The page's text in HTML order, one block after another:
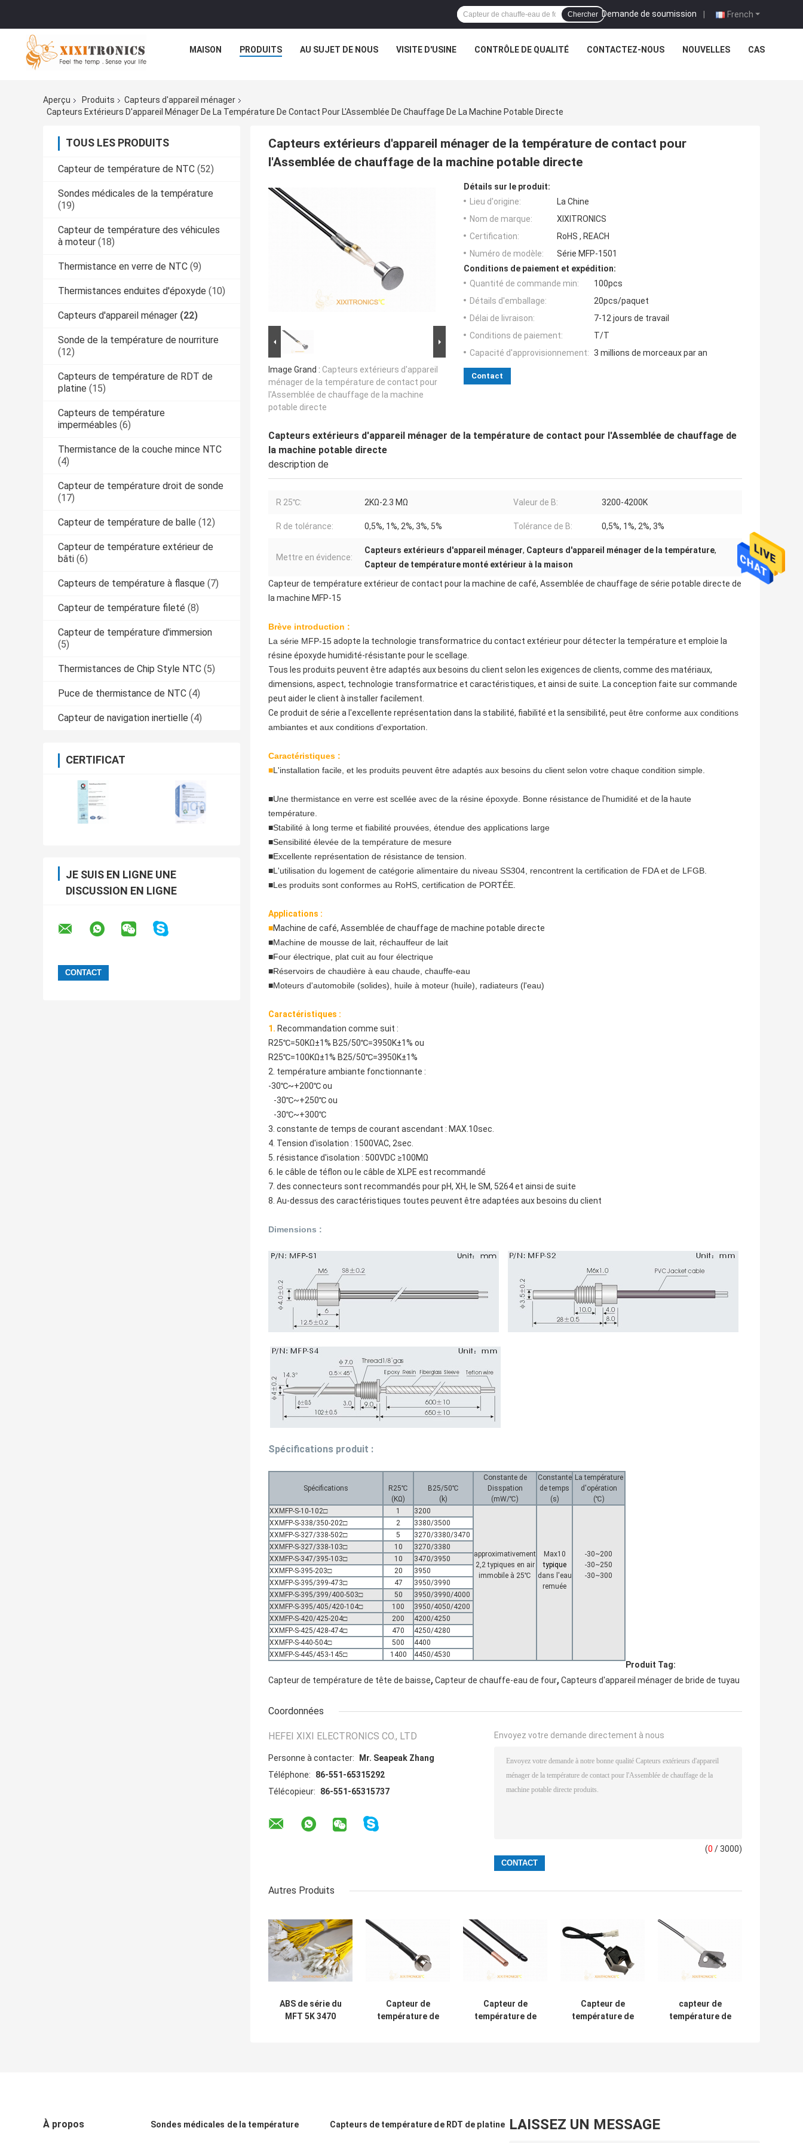
French
Demande de soumission |
Chercher
MAISON PRODUITS AU SUJET DE NOUS VISITE D'USINE CONTRÔLE DE QUALITÉ CONTACTEZ-NOUS NOUVELLES CAS
Aperçu Produits
Capteurs d'appareil ménager
Capteurs Extérieurs D'appareil Ménager De La Température De Contact Pour L'Assemblée De Chauffage De La Machine Potable Directe
TOUS LES PRODUITS
Capteur de température de NTC (52)
Sondes médicales de la température
(19)
Capteur de température des véhicules
à moteur (18)
Thermistance en verre de NTC (9)
Thermistances enduites d'époxyde (10)
Capteurs d'appareil ménager (22)
Sonde de la température de nourriture
(12)
Capteurs de température de RDT de
platine (15)
Capteurs de température
imperméables (6)
Thermistance de la couche mince NTC
(4)
Capteur de température droit de sonde
(17)
Capteur de température de balle (12)
Capteur de température extérieur de
bâti (6)
Capteurs de température à flasque (7)
Capteur de température fileté (8)
Capteur de température d'immersion
(5)
Thermistances de Chip Style NTC (5)
Puce de thermistance de NTC (4)
Capteur de navigation inertielle (4)
CERTIFICAT
JE SUIS EN LIGNE UNE
DISCUSSION EN LIGNE
Capteurs extérieurs d'appareil ménager de la température de contact pour
l'Assemblée de chauffage de la machine potable directe
Image Grand : Capteurs extérieurs d'appareil
ménager de la température de contact pour
l'Assemblée de chauffage de la machine
potable directe
Détails sur le produit:
Lieu d'origine:
La Chine
Nom de marque:
XIXITRONICS
Certification:
RoHS , REACH
Numéro de modèle:
Série MFP-1501
Conditions de paiement et expédition:
Quantité de commande min:
100pcs
Détails d'emballage:
20pcs/paquet
Délai de livraison:
7-12 jours de travail
Conditions de paiement:
T/T
Capacité d'approvisionnement: 3 millions de morceaux par an
Contact
Capteurs extérieurs d'appareil ménager de la température de contact pour l'Assemblée de chauffage de
la machine potable directe
description de
R 25℃: 2KΩ-2.3 MΩ Valeur de B: 3200-4200K
R de tolérance: 0,5%, 1%, 2%, 3%, 5% Tolérance de B: 0,5%, 1%, 2%, 3%
Mettre en évidence:
Capteurs extérieurs d'appareil ménager, Capteurs d'appareil ménager de la température,
Capteur de température monté extérieur à la maison
Capteur de température extérieur de contact pour la machine de café, Assemblée de chauffage de série potable directe de
la machine MFP-15
Brève introduction :
La série MFP-15adopte la technologie transformatrice du contact extérieur pour détecter la température et emploie la
résine époxyde humidité-résistante pour le scellage.
Tous les produits peuvent être adaptés aux besoins du client selon les exigences de clients, comme des matériaux,
dimensions, aspect, technologie transformatrice et caractéristiques, et ainsi de suite. La conception faite sur commande
peut aider le client à installer facilement.
Ce produit de série a l'excellente représentation dans la stabilité, fiabilité et la sensibilité, peut être conforme aux conditions
ambiantes et aux conditions d'exportation.
Caractéristiques :
■L'installation facile, et les produits peuvent être adaptés aux besoins du client selon votre chaque condition simple.
■Une thermistance en verre est scellée avec de la résine époxyde. Bonne résistance del'humidité et dela haute
température
■Stabilité à long terme et fiabilité prouvées, étendue des applications large
■Sensibilité élevée de la température de mesure
■Excellente représentation de résistance de tension.
■L'utilisation du logement de catégorie alimentaire du niveau SS304, rencontrent la certification de FDA et de LFGB.
■Les produits sont conformes au RoHS, certification de PORTÉE.
Applications :
■Machine de café, Assemblée de chauffage de machine potable directe
■Machine de mousse de lait, réchauffeur de lait
■Four électrique, plat cuit au four électrique
■Réservoirs de chaudière à eau chaude, chauffe-eau
■Moteurs d'automobile (solides), huile à moteur (huile), radiateurs (l'eau)
Caractéristiques :
1. Recommandation comme suit :
R25℃=50KΩ±1% B25/50℃=3950K±1% ou
R25℃=100KΩ±1% B25/50℃=3950K±1%
2. température ambiante fonctionnante :
-30℃~+200℃ ou
-30℃~+250℃ ou
-30℃~+300℃
3. constante de temps de courant ascendant : MAX.10sec.
4. Tension d'isolation : 1500VAC, 2sec.
5. résistance d'isolation : 500VDC ≥100MΩ
6. le câble de téflon ou le câble de XLPE est recommandé
7. des connecteurs sont recommandés pour pH, XH, le SM, 5264 et ainsi de suite
8. Au-dessus des caractéristiques toutes peuvent être adaptées aux besoins du client
Dimensions :
Spécifications produit :
Spécifications
R25℃
(KΩ)
B25/50℃
(k)
Constante de
Disspation
(mW/℃)
Constante
de temps
(s)
La température
d'opération
(℃)
XXMFP-S-10-102□
1 3200
approximativement
2,2 typiques en air
immobile à 25℃
Max10
typique
dans l'eau
remuée
-30~200
-30~250
-30~300
XXMFP-S-338/350-202□ 2
3380/3500
XXMFP-S-327/338-502□
5
3270/3380/3470
XXMFP-S-327/338-103□
10
3270/3380
XXMFP-S-347/395-103□
10
3470/3950
XXMFP-S-395-203□
20
3950
XXMFP-S-395/399-473□
47
3950/3990
XXMFP-S-395/399/400-503□
50
3950/3990/4000
XXMFP-S-395/405/420-104□
100
3950/4050/4200
XXMFP-S-420/425-204□
200
4200/4250
XXMFP-S-425/428-474□
470
4250/4280
XXMFP-S-440-504□
500
4400
XXMFP-S-445/453-145□
1400 4450/4530
Produit Tag:
Capteur de température de tête de baisse, Capteur de chauffe-eau de four, Capteurs d'appareil ménager de bride de tuyau
Coordonnées
HEFEI XIXI ELECTRONICS CO., LTD
Personne à contacter:
Mr. Seapeak Zhang
Téléphone:
86-551-65315292
Télécopieur:
86-551-65315737
Envoyez votre demande directement à nous
(0 / 3000)
Autres Produits
ABS de série du
MFT 5K 3470
Capteur de
température de
Capteur de
température de
Capteur de
température de
capteur de
température de
À propos Sondes médicales de la température Capteurs de température de RDT de platine LAISSEZ UN MESSAGE